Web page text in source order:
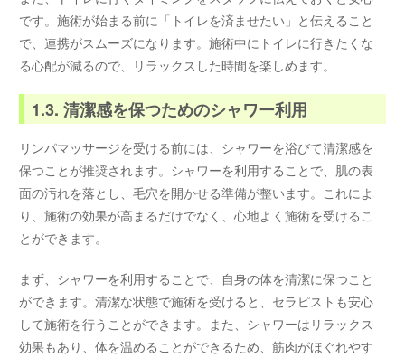
です。施術が始まる前に「トイレを済ませたい」と伝えること
で、連携がスムーズになります。施術中にトイレに行きたくな
る心配が減るので、リラックスした時間を楽しめます。
1.3. 清潔感を保つためのシャワー利用
リンパマッサージを受ける前には、シャワーを浴びて清潔感を
保つことが推奨されます。シャワーを利用することで、肌の表
面の汚れを落とし、毛穴を開かせる準備が整います。これによ
り、施術の効果が高まるだけでなく、心地よく施術を受けるこ
とができます。
まず、シャワーを利用することで、自身の体を清潔に保つこと
ができます。清潔な状態で施術を受けると、セラピストも安心
して施術を行うことができます。また、シャワーはリラックス
効果もあり、体を温めることができるため、筋肉がほぐれやす